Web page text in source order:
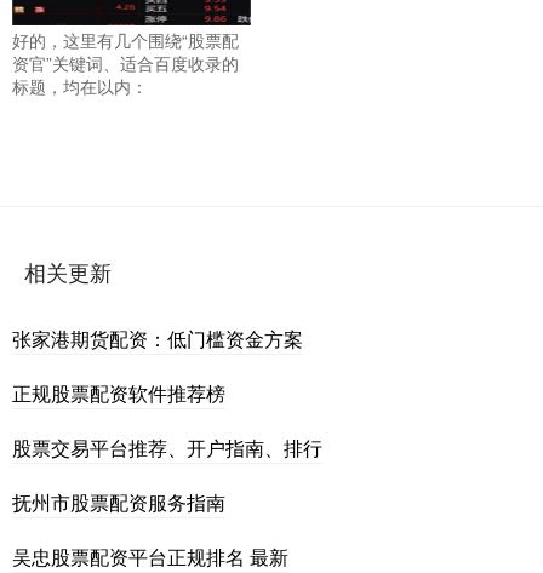
好的，这里有几个围绕“股票配
资官”关键词、适合百度收录的
标题，均在以内：
相关更新
张家港期货配资：低门槛资金方案
正规股票配资软件推荐榜
股票交易平台推荐、开户指南、排行
抚州市股票配资服务指南
吴忠股票配资平台正规排名 最新